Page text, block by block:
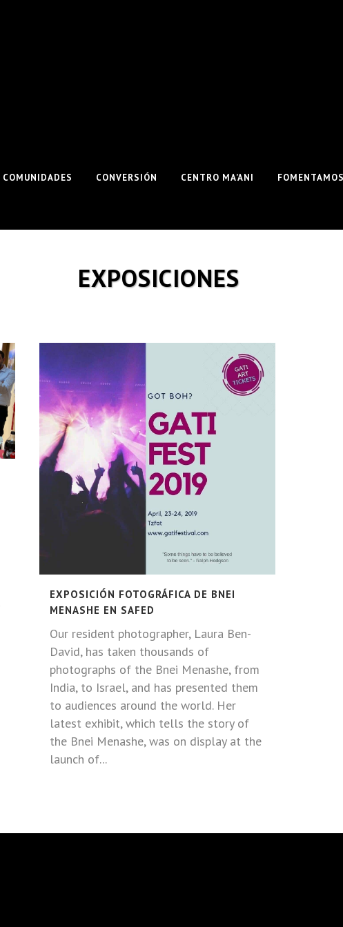
COMUNIDADES CONVERSIÓN CENTRO MA’ANI
EXPOSICIONES
EXPOSICIÓN FOTOGRÁFICA DE BNEI
MENASHE EN SAFED
Our resident photographer, Laura Ben-
David, has taken thousands of
photographs of the Bnei Menashe, from
India, to Israel, and has presented them
to audiences around the world. Her
latest exhibit, which tells the story of
the Bnei Menashe, was on display at the
launch of...